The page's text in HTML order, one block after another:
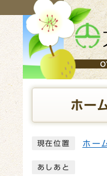
ホー
現在位置 ホー
あしあと